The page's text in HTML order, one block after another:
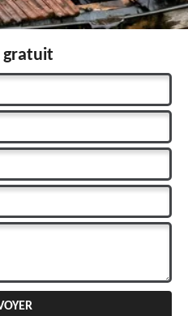
gratuit